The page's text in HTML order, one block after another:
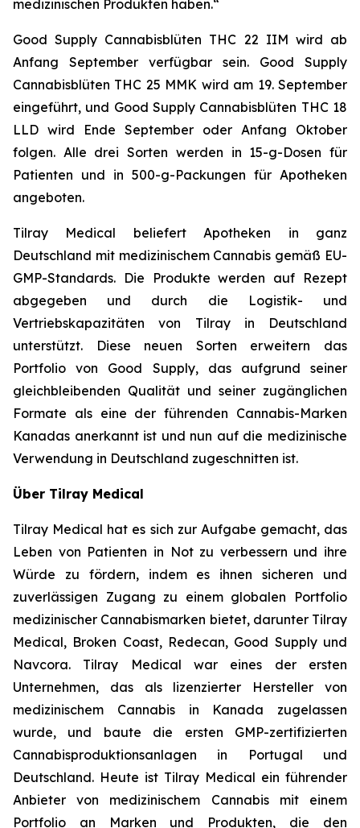
medizinischen Produkten haben.“
Good Supply Cannabisblüten THC 22 IIM wird ab
Anfang September verfügbar sein. Good Supply
Cannabisblüten THC 25 MMK wird am 19. September
eingeführt, und Good Supply Cannabisblüten THC 18
LLD wird Ende September oder Anfang Oktober
folgen. Alle drei Sorten werden in 15-g-Dosen für
Patienten und in 500-g-Packungen für Apotheken
angeboten.
Tilray Medical beliefert Apotheken in ganz
Deutschland mit medizinischem Cannabis gemäß EU-
GMP-Standards. Die Produkte werden auf Rezept
abgegeben und durch die Logistik- und
Vertriebskapazitäten von Tilray in Deutschland
unterstützt. Diese neuen Sorten erweitern das
Portfolio von Good Supply, das aufgrund seiner
gleichbleibenden Qualität und seiner zugänglichen
Formate als eine der führenden Cannabis-Marken
Kanadas anerkannt ist und nun auf die medizinische
Verwendung in Deutschland zugeschnitten ist.
Über Tilray Medical
Tilray Medical hat es sich zur Aufgabe gemacht, das
Leben von Patienten in Not zu verbessern und ihre
Würde zu fördern, indem es ihnen sicheren und
zuverlässigen Zugang zu einem globalen Portfolio
medizinischer Cannabismarken bietet, darunter Tilray
Medical, Broken Coast, Redecan, Good Supply und
Navcora. Tilray Medical war eines der ersten
Unternehmen, das als lizenzierter Hersteller von
medizinischem Cannabis in Kanada zugelassen
wurde, und baute die ersten GMP-zertifizierten
Cannabisproduktionsanlagen in Portugal und
Deutschland. Heute ist Tilray Medical ein führender
Anbieter von medizinischem Cannabis mit einem
Portfolio an Marken und Produkten, die den